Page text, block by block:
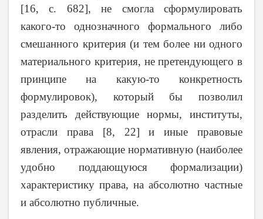
[16, с. 682], не смогла сформулировать
какого-то однозначного формального либо
смешанного критерия (и тем более ни одного
материального критерия, не претендующего в
принципе на какую-то конкретность
формулировок), который бы позволил
разделить действующие нормы, институты,
отрасли права [8, 22] и иные правовые
явления, отражающие нормативную (наиболее
удобно поддающуюся формализации)
характеристику права, на абсолютно частные
и абсолютно публичные.